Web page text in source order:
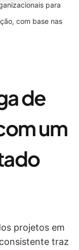
para
com base nas
de
um
projetos em
traz